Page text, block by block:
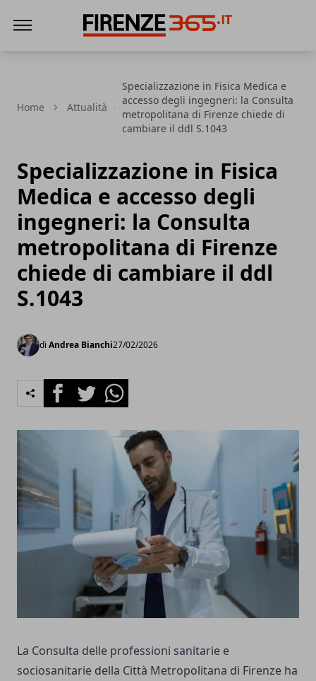
Home Attualità
Specializzazione in Fisica Medica e
accesso degli ingegneri: la Consulta
metropolitana di Firenze chiede di
cambiare il ddl S.1043
Specializzazione in Fisica
Medica e accesso degli
ingegneri: la Consulta
metropolitana di Firenze
chiede di cambiare il ddl
S.1043
di Andrea Bianchi27/02/2026
FacebookTwitterWhatsapp
La Consulta delle professioni sanitarie e
sociosanitarie della Città Metropolitana di Firenze ha